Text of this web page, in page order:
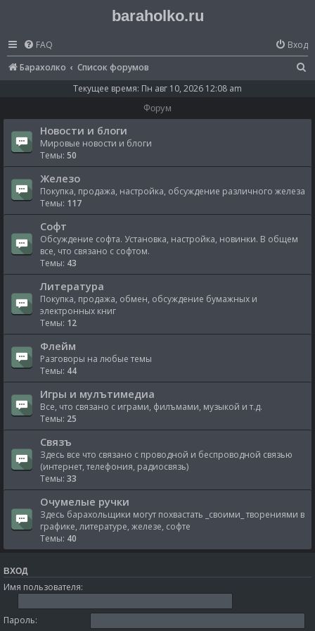
baraholko.ru
FAQ
Вход
Барахолко
Список форумов
с
Текущее время: Пн авг 10, 2026 12:08 am
Форум
Новости и блоги
Мировые новости и блоги
Темы: 50
Железо
Покупка, продажа, настройка, обсуждение различного железа
Темы: 117
Софт
Обсуждение софта. Установка, настройка, новинки. В общем
все, что связано с софтом.
Темы: 43
Литература
Покупка, продажа, обмен, обсуждение бумажных и
электронных книг
Темы: 12
Флейм
Разговоры на любые темы
Темы: 44
Игры и мулътимедиа
Все, что связано с играми, филъмами, музыкой и т.д.
Темы: 25
Связъ
Здесь все что связано с проводной и беспроводной связью
(интернет, телефония, радиосвязь)
Темы: 33
Очумелые ручки
Здесь барахольщики могут похвастать _своими_ творениями в
графике, литературе, железе, софте
Темы: 40
ВХОД
Имя пользователя:
Пароль: